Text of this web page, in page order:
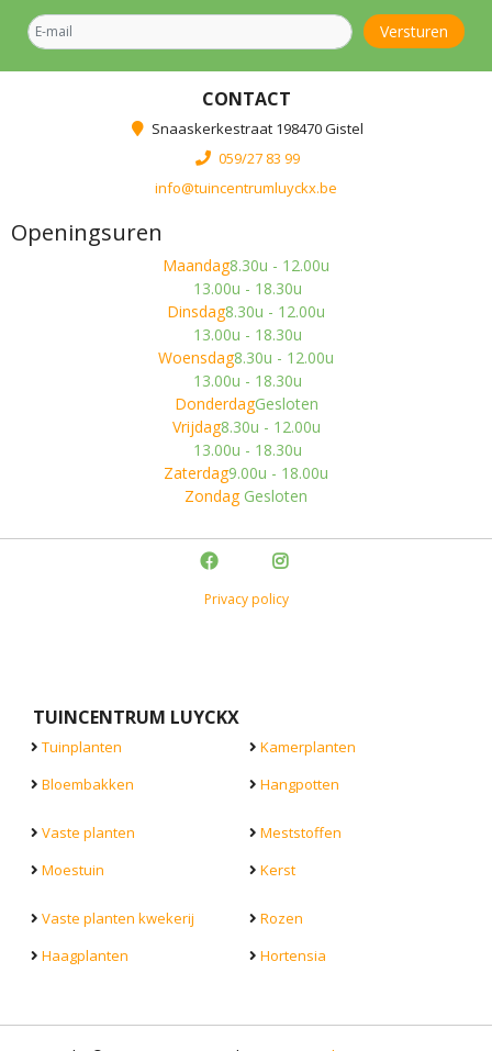
CONTACT
Snaaskerkestraat 198470 Gistel
059/27 83 99
info@tuincentrumluyckx.be
Openingsuren
Maandag8.30u - 12.00u
13.00u - 18.30u
Dinsdag8.30u - 12.00u
13.00u - 18.30u
Woensdag8.30u - 12.00u
13.00u - 18.30u
DonderdagGesloten
Vrijdag8.30u - 12.00u
13.00u - 18.30u
Zaterdag9.00u - 18.00u
Zondag Gesloten
Privacy policy
TUINCENTRUM LUYCKX
Tuinplanten
Kamerplanten
Bloembakken
Hangpotten
Vaste planten
Meststoffen
Moestuin
Kerst
Vaste planten kwekerij
Rozen
Haagplanten
Hortensia